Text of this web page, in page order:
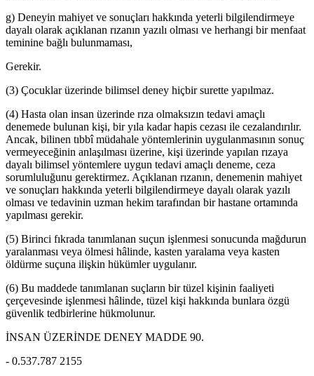
g) Deneyin mahiyet ve sonuçları hakkında yeterli bilgilendirmeye
dayalı olarak açıklanan rızanın yazılı olması ve herhangi bir menfaat
teminine bağlı bulunmaması,
Gerekir.
(3) Çocuklar üzerinde bilimsel deney hiçbir surette yapılmaz.
(4) Hasta olan insan üzerinde rıza olmaksızın tedavi amaçlı
denemede bulunan kişi, bir yıla kadar hapis cezası ile cezalandırılır.
Ancak, bilinen tıbbî müdahale yöntemlerinin uygulanmasının sonuç
vermeyeceğinin anlaşılması üzerine, kişi üzerinde yapılan rızaya
dayalı bilimsel yöntemlere uygun tedavi amaçlı deneme, ceza
sorumluluğunu gerektirmez. Açıklanan rızanın, denemenin mahiyet
ve sonuçları hakkında yeterli bilgilendirmeye dayalı olarak yazılı
olması ve tedavinin uzman hekim tarafından bir hastane ortamında
yapılması gerekir.
(5) Birinci fıkrada tanımlanan suçun işlenmesi sonucunda mağdurun
yaralanması veya ölmesi hâlinde, kasten yaralama veya kasten
öldürme suçuna ilişkin hükümler uygulanır.
(6) Bu maddede tanımlanan suçların bir tüzel kişinin faaliyeti
çerçevesinde işlenmesi hâlinde, tüzel kişi hakkında bunlara özgü
güvenlik tedbirlerine hükmolunur.
İNSAN ÜZERİNDE DENEY MADDE 90.
- 0.537.787 2155